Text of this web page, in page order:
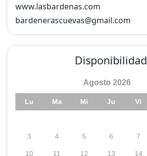
www.lasbardenas.com
bardenerascuevas@gmail.com
Disponibilidad